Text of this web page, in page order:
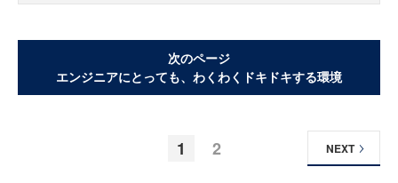
次のページ
エンジニアにとっても、わくわくドキドキする環境
1 2 NEXT